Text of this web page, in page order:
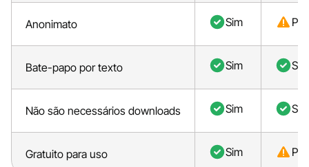
Anonimato Sim
Bate-papo por texto Sim Sim
Não são necessários downloads Sim Sim
Gratuito para uso Sim